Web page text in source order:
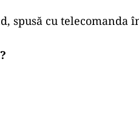
spusă cu telecomanda